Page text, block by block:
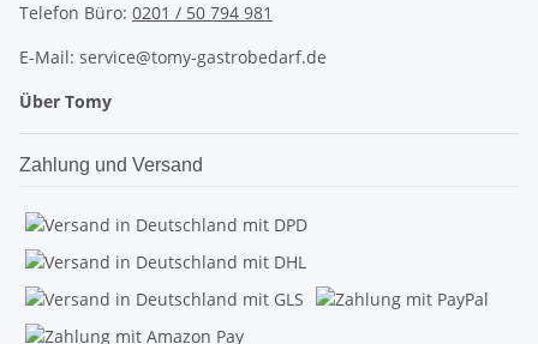
Telefon Büro: 0201 / 50 794 981
E-Mail: service@tomy-gastrobedarf.de
Über Tomy
Zahlung und Versand